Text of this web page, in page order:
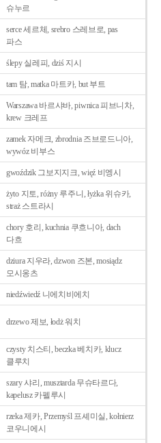
슈누르
serce 세르체, srebro 스레브로, pas
파스
ślepy 실레피, dziś 지시
tam 탐, matka 마트카, but 부트
Warszawa 바르샤바, piwnica 피브니차,
krew 크레프
zamek 자메크, zbrodnia 즈브로드니아,
wywóz 비부스
gwoździk 그보지지크, więź 비엥시
żyto 지토, różny 루주니, łyżka 위슈카,
straż 스트라시
chory 호리, kuchnia 쿠흐니아, dach
다흐
dziura 지우라, dzwon 즈본, mosiądz
모시옹츠
niedźwiedź 니에치비에치
drzewo 제보, łodż 워치
czysty 치스티, beczka 베치카, klucz
클루치
szary 샤리, musztarda 무슈타르다,
kapelusz 카펠루시
rzeka 제카, Przemyśl 프셰미실, kołnierz
코우니에시